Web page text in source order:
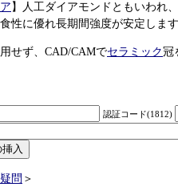
】人工ダイアモンドともいわれ
性に優れ長期間強度が安定しま
せず、CAD/CAMでセラミック冠
認証コード(1812)
問 ＞